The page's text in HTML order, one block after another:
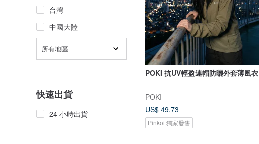
台灣
中國大陸
所有地區
快速出貨
24 小時出貨
POKI 抗UV輕盈連帽防曬外套薄風衣
POKI
US$ 49.73
Pinkoi 獨家發售